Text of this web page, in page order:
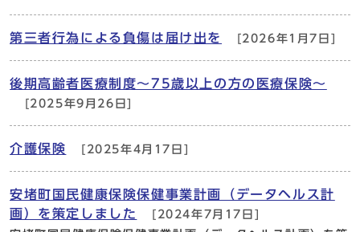
第三者行為による負傷は届け出を [2026年1月7日]
後期高齢者医療制度～75歳以上の方の医療保険～
[2025年9月26日]
介護保険 [2025年4月17日]
安堵町国民健康保険保健事業計画（データヘルス計
画）を策定しました
[2024年7月17日]